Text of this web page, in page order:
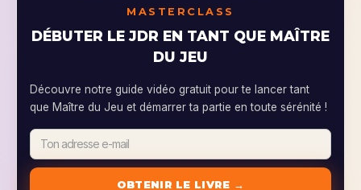
MASTERCLASS
DÉBUTER LE JDR EN TANT QUE MAÎTRE
DU JEU
Découvre notre guide vidéo gratuit pour te lancer tant
que Maître du Jeu et démarrer ta partie en toute sérénité !